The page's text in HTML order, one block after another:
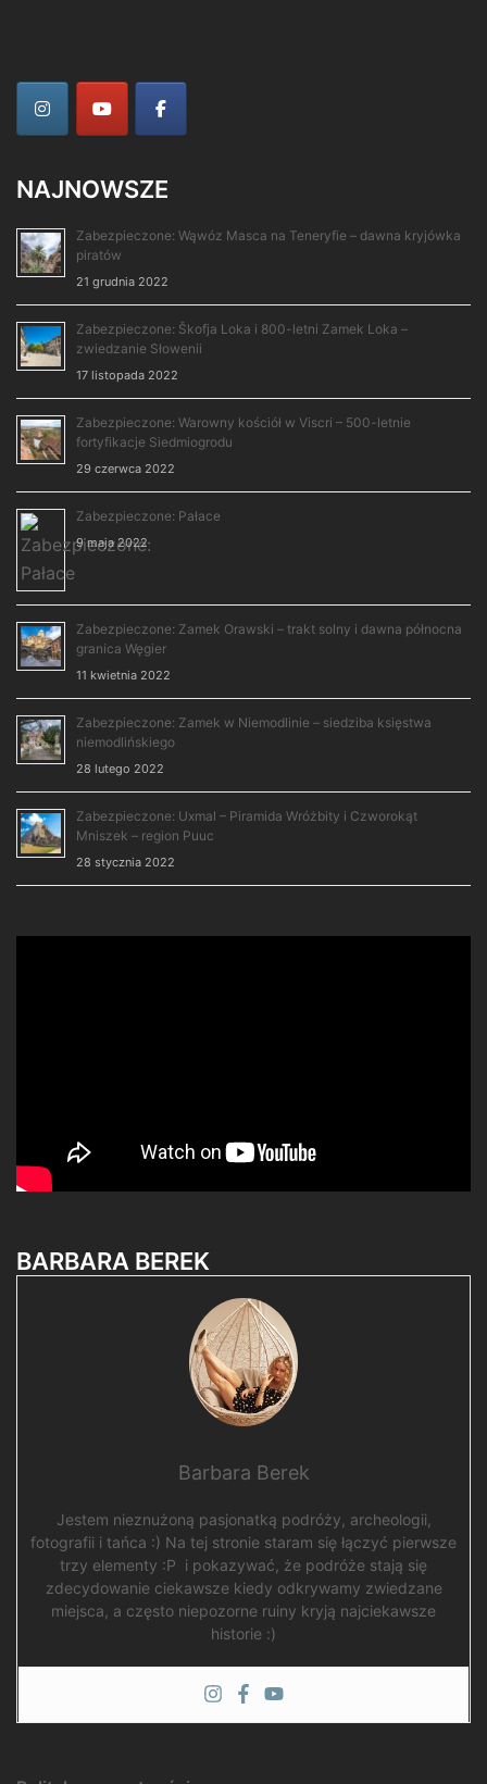
NAJNOWSZE
Zabezpieczone: Wąwóz Masca na Teneryfie – dawna kryjówka
piratów
21 grudnia 2022
Zabezpieczone: Škofja Loka i 800-letni Zamek Loka –
zwiedzanie Słowenii
17 listopada 2022
Zabezpieczone: Warowny kościół w Viscri – 500-letnie
fortyfikacje Siedmiogrodu
29 czerwca 2022
Zabezpieczone: Pałace
9 maja 2022
Zabezpieczone: Zamek Orawski – trakt solny i dawna północna
granica Węgier
11 kwietnia 2022
Zabezpieczone: Zamek w Niemodlinie – siedziba księstwa
niemodlińskiego
28 lutego 2022
Zabezpieczone: Uxmal – Piramida Wróżbity i Czworokąt
Mniszek – region Puuc
28 stycznia 2022
BARBARA BEREK
Barbara Berek
Jestem nieznużoną pasjonatką podróży, archeologii,
fotografii i tańca :) Na tej stronie staram się łączyć pierwsze
trzy elementy :P i pokazywać, że podróże stają się
zdecydowanie ciekawsze kiedy odkrywamy zwiedzane
miejsca, a często niepozorne ruiny kryją najciekawsze
historie :)